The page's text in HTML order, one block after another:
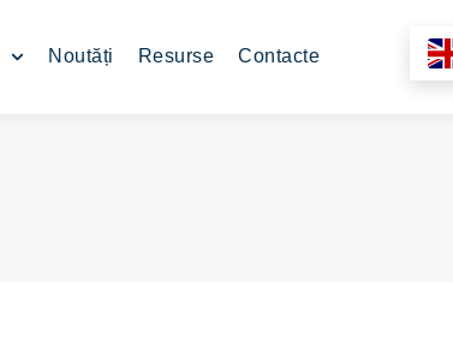
Noutăți Resurse Contacte